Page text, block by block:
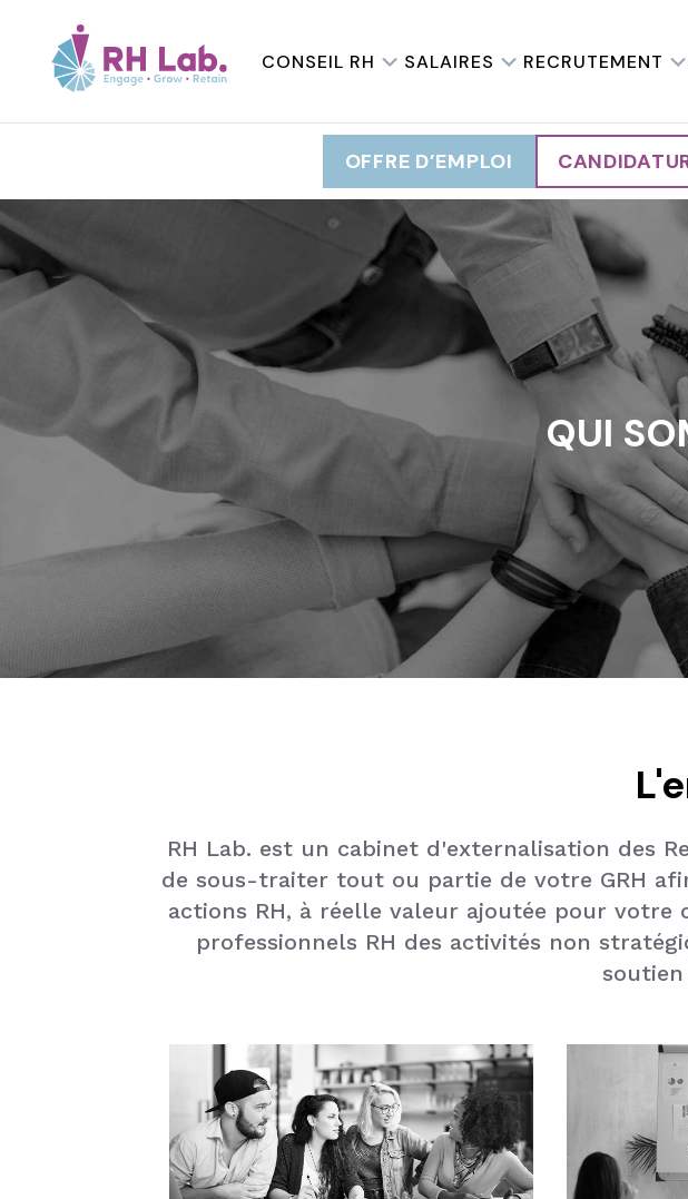
CONSEIL RH SALAIRES RECRUTEMENT
OFFRE D’EMPLOI
QUI
RH Lab. est un cabinet d'externalisation des
de sous-traiter tout ou partie de votre GRH
actions RH, à réelle valeur ajoutée pour
professionnels RH des activités non